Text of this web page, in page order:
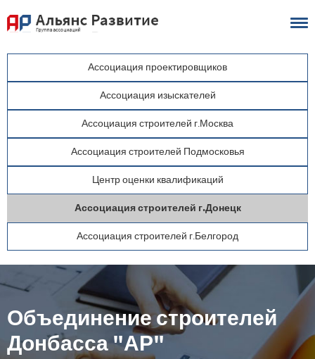
Ассоциация проектировщиков
Ассоциация изыскателей
Ассоциация строителей г.Москва
Ассоциация строителей Подмосковья
Центроценки квалификаций
Ассоциациястроителей г.Донецк
Ассоциация строителей г.Белгород
Объединение строителей
Донбасса"АР"